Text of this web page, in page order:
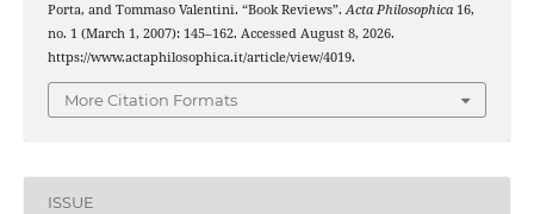
Porta, and Tommaso Valentini. “Book Reviews”.Acta Philosophica16,
no. 1 (March 1, 2007): 145–162. Accessed August 8, 2026.
https://www.actaphilosophica.it/article/view/4019.
More Citation Formats
ISSUE